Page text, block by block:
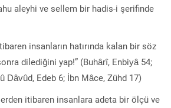
aleyhi ve sellem bir hadis-i şerifinde
insanların hatırında kalan bir söz
dilediğini yap!” (Buhârî, Enbiyâ 54;
Dâvûd, Edeb 6; İbn Mâce, Zühd 17)
itibaren insanlara adeta bir ölçü ve